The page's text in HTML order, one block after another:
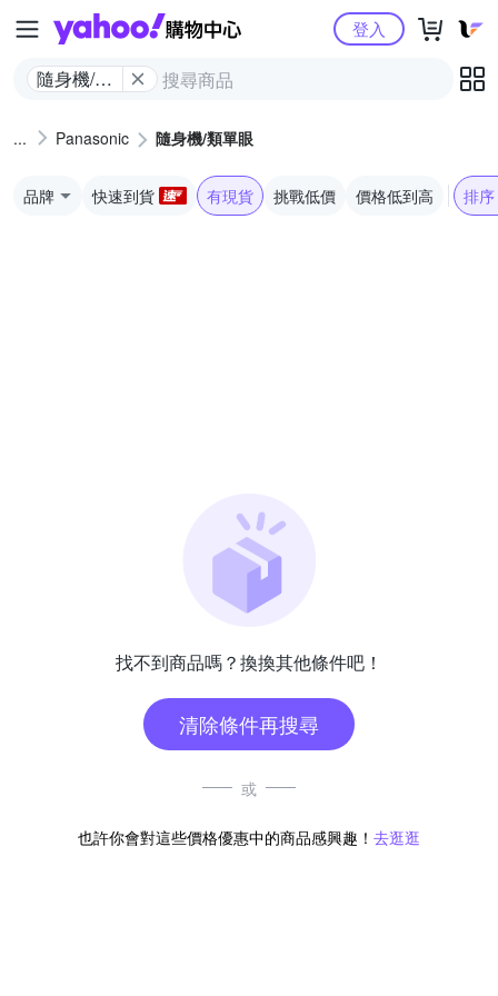
Yahoo購物中心
隨身機/類
登入
Panasonic 隨身機/類單眼
品牌 快速到貨 有現貨 挑戰低價 價格低到高 排序
找不到商品嗎？換換其他條件吧！
清除條件再搜尋
或
也許你會對這些價格優惠中的商品感興趣！ 去逛逛